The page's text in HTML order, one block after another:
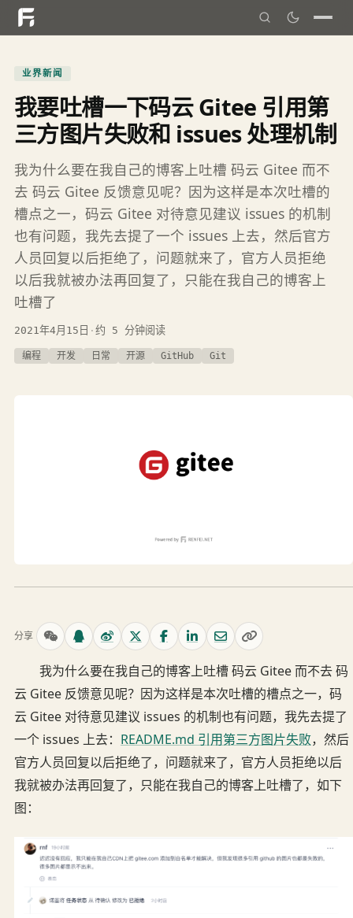
业界新闻
我要吐槽一下码云 Gitee 引用第
三方图片失败和 issues 处理机制
我为什么要在我自己的博客上吐槽 码云 Gitee 而不
去 码云 Gitee 反馈意见呢？因为这样是本次吐槽的
槽点之一，码云 Gitee 对待意见建议 issues 的机制
也有问题，我先去提了一个 issues 上去，然后官方
人员回复以后拒绝了，问题就来了，官方人员拒绝
以后我就被办法再回复了，只能在我自己的博客上
吐槽了
2021年4月15日 · 约 5 分钟阅读
编程 开发 日常 开源 GitHub Git
分享
我为什么要在我自己的博客上吐槽 码云 Gitee 而不去 码
云 Gitee 反馈意见呢？因为这样是本次吐槽的槽点之一，码
云 Gitee 对待意见建议 issues 的机制也有问题，我先去提了
一个 issues 上去： README.md 引用第三方图片失败，然后
官方人员回复以后拒绝了，问题就来了，官方人员拒绝以后
我就被办法再回复了，只能在我自己的博客上吐槽了，如下
图：